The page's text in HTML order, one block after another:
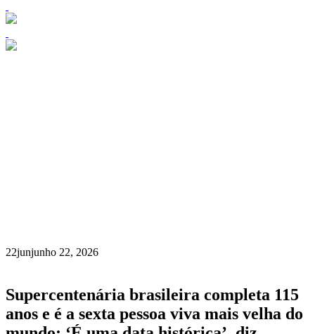
22junjunho 22, 2026
Supercentenária brasileira completa 115
anos e é a sexta pessoa viva mais velha do